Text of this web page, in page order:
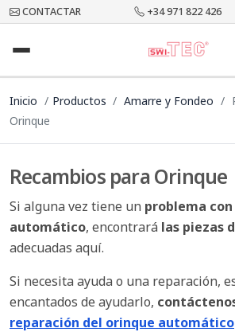
CONTACTAR +34 971 822 426
Inicio Productos Amarre y Fondeo
Orinque
Recambios para Orinque
Si alguna vez tiene un problema
automático, encontrará las piezas
adecuadas aquí.
Si necesita ayuda o una reparación,
encantados de ayudarlo,
reparación del orinque automático